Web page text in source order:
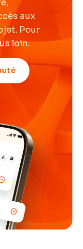
aux
Pour
loin.